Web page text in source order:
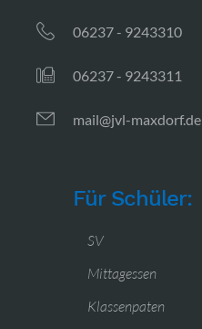
06237 - 9243310
06237 - 9243311
mail@jvl-maxdorf.de
Für Schüler:
SV
Mittagessen
Klassenpaten